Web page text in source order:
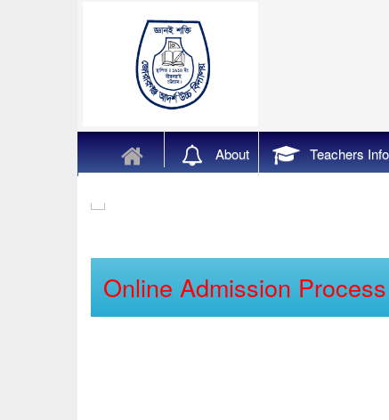
About Teachers Info
Online Admission Process